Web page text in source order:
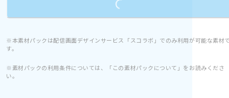
Loading...
※本素材パックは配信画面デザインサービス「スコラボ」でのみ利用が可能な素材
す。
※素材パックの利用条件については、「この素材パックについて」をお読みくださ
い。